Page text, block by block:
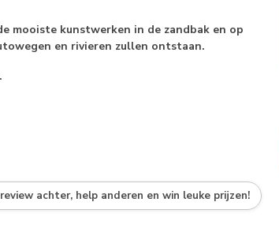
mooiste kunstwerken in de zandbak en op
en rivieren zullen ontstaan.
achter, help anderen en win leuke prijzen!